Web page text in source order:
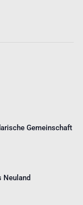
Gemeinschaft
Neuland